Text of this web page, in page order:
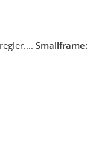
Smallframe: